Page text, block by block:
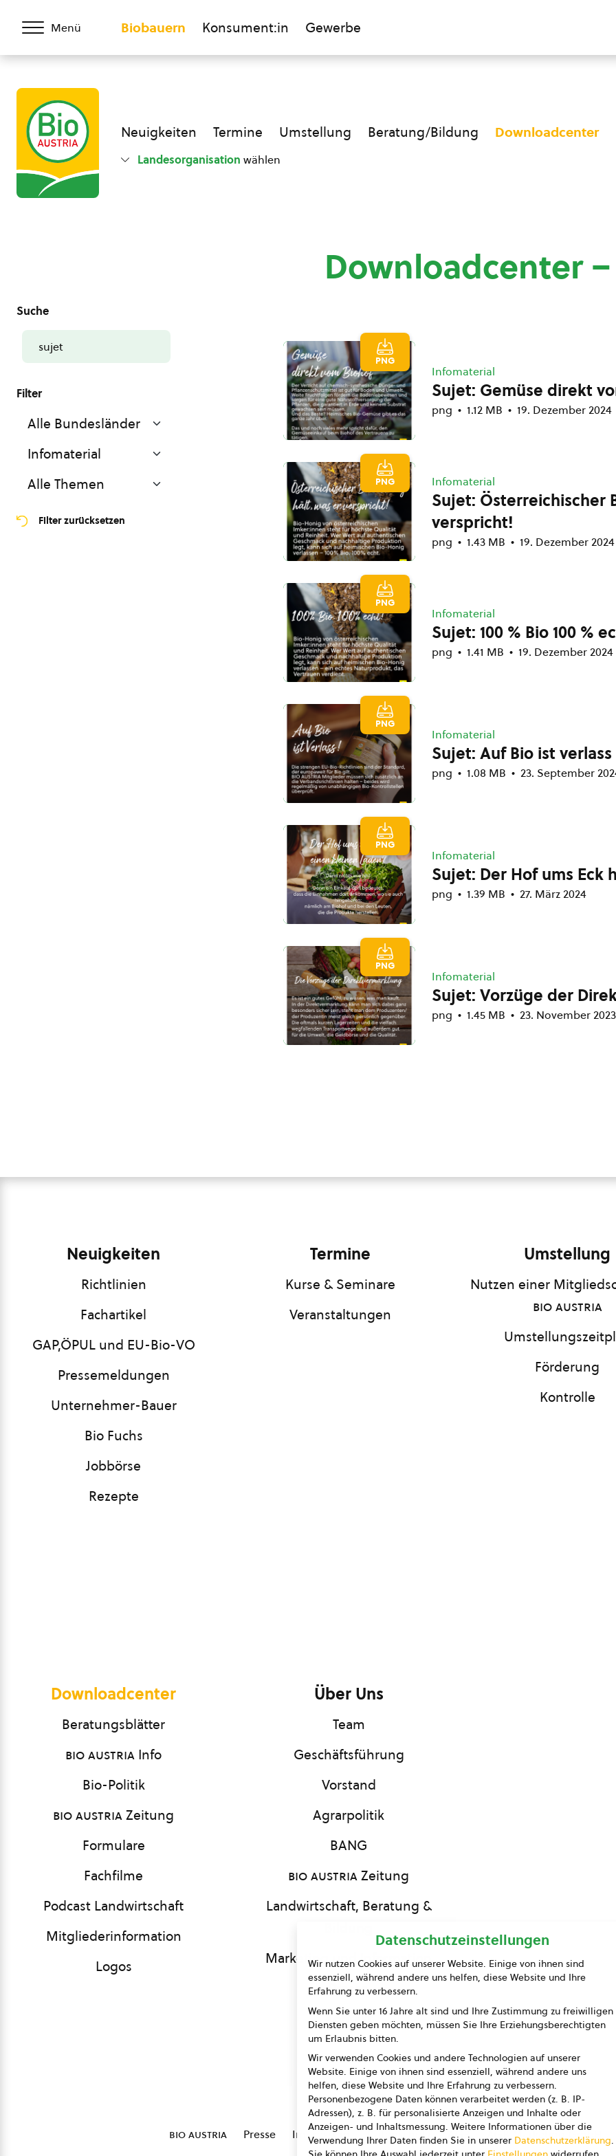
Menü Biobauern Konsument:in Gewerbe
Neuigkeiten Termine Umstellung Beratung/Bildung Downloadcenter
Landesorganisation wählen
Downloadcenter
Infomaterial
Sujet: Gemüse direkt
png 1.12 MB 19. Dezember 2024
PNG
Infomaterial
Sujet: Österreichischer
verspricht!
png 1.43 MB 19. Dezember 2024
PNG
Infomaterial
Sujet: 100 % Bio 100 %
png 1.41 MB 19. Dezember 2024
PNG
Infomaterial
Sujet: Auf Bio ist verlass
png 1.08 MB 23. September
PNG
Infomaterial
Sujet: Der Hof ums Eck
png 1.39 MB 27. März 2024
PNG
Infomaterial
Sujet: Vorzüge der
png 1.45 MB 23. November 2023
PNG
Filter zurücksetzen
Neuigkeiten
Richtlinien
Fachartikel
GAP,ÖPUL und EU-Bio-VO
Pressemeldungen
Unternehmer-Bauer
Bio Fuchs
Jobbörse
Rezepte
Termine
Kurse & Seminare
Veranstaltungen
Umstellung
Nutzen einer
bio austria
Förderung
Kontrolle
Downloadcenter
Beratungsblätter
bio austria Info
Bio-Politik
bio austriaZeitung
Formulare
Fachfilme
Podcast Landwirtschaft
Mitgliederinformation
Logos
Über Uns
Team
Geschäftsführung
Vorstand
Agrarpolitik
BANG
bio austriaZeitung
Landwirtschaft, Beratung &
Marketing und Information
Presse
Kontakt
bio austria Presse Impressum Datenschutz AGB AGB Marketing GmbH
Datenschutzeinstellungen
Wir nutzen Cookies auf unserer Website. Einige von ihnen sind
essenziell, während andere uns helfen, diese Website und Ihre
Erfahrung zu verbessern.
Wenn Sie unter 16 Jahre alt sind und Ihre Zustimmung zu freiwilligen
Diensten geben möchten, müssen Sie Ihre Erziehungsberechtigten
um Erlaubnis bitten.
Wir verwenden Cookies und andere Technologien auf unserer
Website. Einige von ihnen sind essenziell, während andere uns
helfen, diese Website und Ihre Erfahrung zu verbessern.
Personenbezogene Daten können verarbeitet werden (z. B. IP-
Adressen), z. B. für personalisierte Anzeigen und Inhalte oder
Anzeigen- und Inhaltsmessung. Weitere Informationen über die
Verwendung Ihrer Daten finden Sie in unserer Datenschutzerklärung.